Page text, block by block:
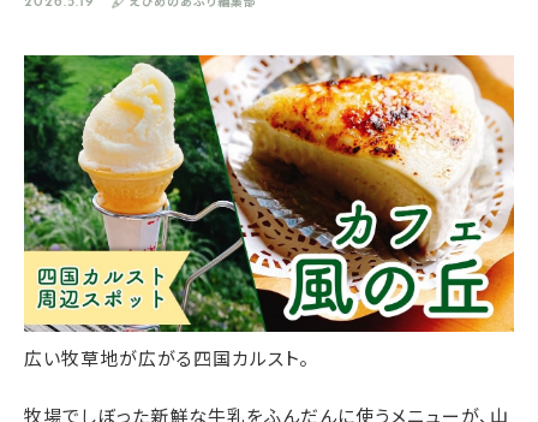
広い牧草地が広がる四国カルスト。
牧場でしぼった新鮮な牛乳をふんだんに使うメニューが、山